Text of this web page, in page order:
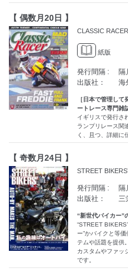
【 偶数月20日 】
CLASSIC
紙版
発行間隔 :
隔
出版社：
海
［日本で管理し
ートレース専門雑
イギリスで発行さ
ランプリレース関
く、且つ、詳細に
【 奇数月24日 】
STREET
発行間隔 :
隔
出版社：
三
“新世代バイカー”
“STREET
ー”かバイクと等
テムや話題を提供
カスタムやファッ
です。